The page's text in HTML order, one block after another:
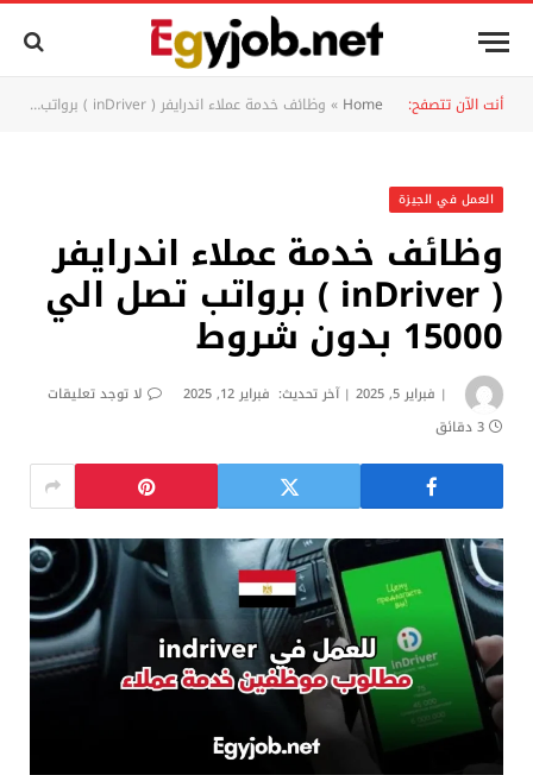
أنت الآن تتصفح: Home
» وظائف خدمة عملاء اندرايفر ( inDriver ) برواتب تصل الي 15000 بدون شروط
العمل في الجيزة
وظائف خدمة عملاء اندرايفر
( inDriver ) برواتب تصل الي
15000 بدون شروط
فبراير 5, 2025 آخر تحديث: فبراير 12, 2025
لا توجد تعليقات
3 دقائق